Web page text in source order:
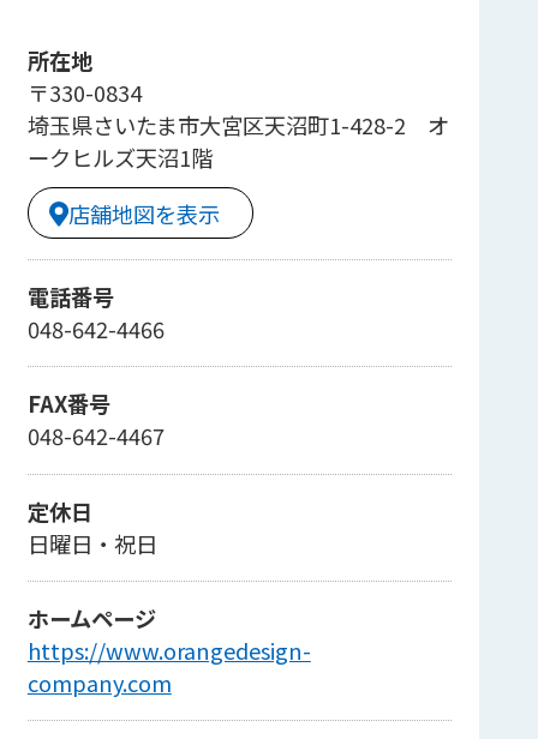
所在地
〒330-0834
埼玉県さいたま市大宮区天沼町1-428-2 オ
ークヒルズ天沼1階
店舗地図を表示
電話番号
048-642-4466
FAX番号
048-642-4467
定休日
日曜日・祝日
ホームページ
https://www.orangedesign-
company.com